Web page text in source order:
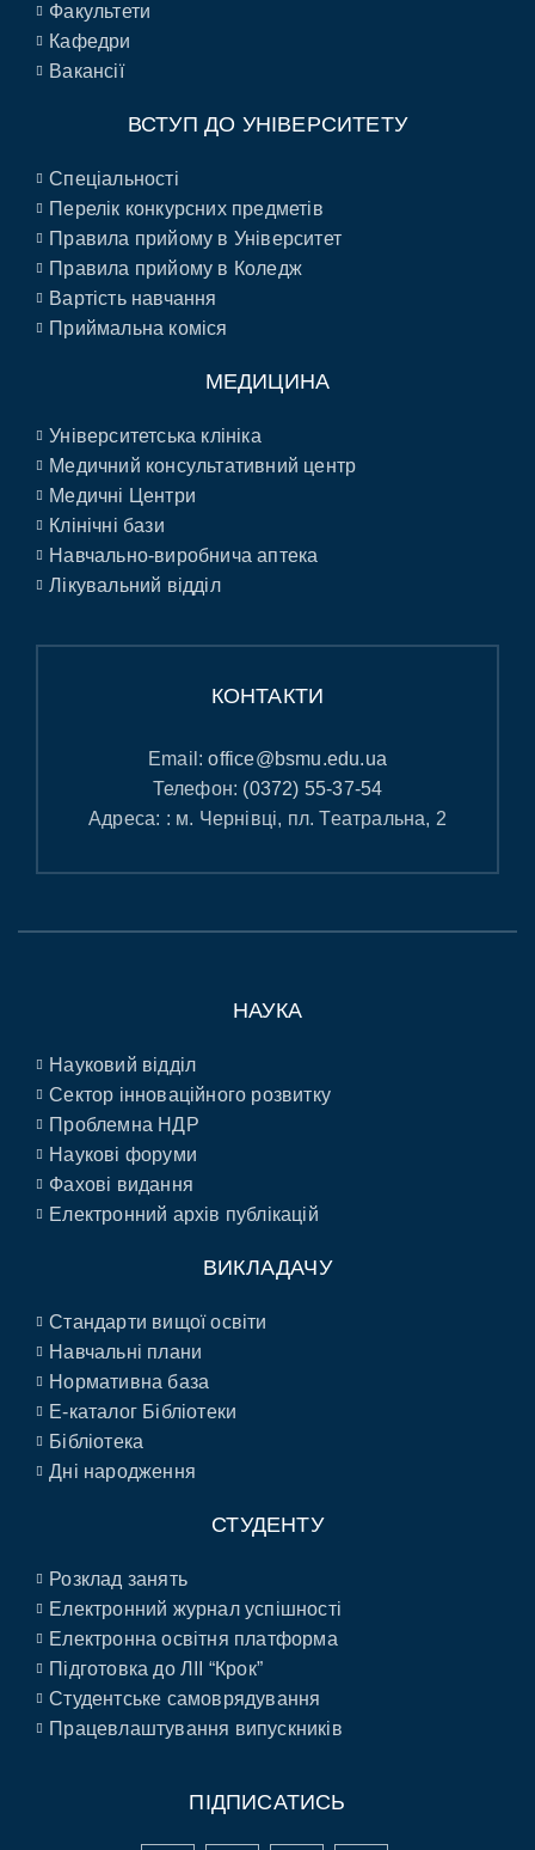
Факультети
Кафедри
Вакансії
ВСТУП ДО УНІВЕРСИТЕТУ
Спеціальності
Перелік конкурсних предметів
Правила прийому в Університет
Правила прийому в Коледж
Вартість навчання
Приймальна коміся
МЕДИЦИНА
Університетська клініка
Медичний консультативний центр
Медичні Центри
Клінічні бази
Навчально-виробнича аптека
Лікувальний відділ
КОНТАКТИ
Email:office@bsmu.edu.ua
Телефон: (0372) 55-37-54
Адреса: : м. Чернівці, пл. Театральна, 2
НАУКА
Науковий відділ
Сектор інноваційного розвитку
Проблемна НДР
Наукові форуми
Фахові видання
Електронний архів публікацій
ВИКЛАДАЧУ
Стандарти вищої освіти
Навчальні плани
Нормативна база
E-каталог Бібліотеки
Бібліотека
Дні народження
СТУДЕНТУ
Розклад занять
Електронний журнал успішності
Електронна освітня платформа
Підготовка до ЛІІ “Крок”
Студентське самоврядування
Працевлаштування випускників
ПІДПИСАТИСЬ